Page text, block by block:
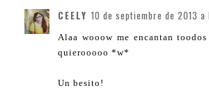
CEELY 10 de septiembre de 2013
Alaa wooow me encantan
quierooooo *w*
Un besito!